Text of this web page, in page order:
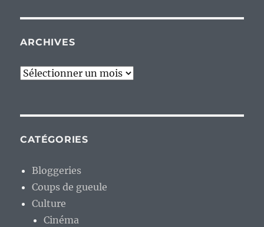
ARCHIVES
Archives
CATÉGORIES
Bloggeries
Coups de gueule
Culture
Cinéma